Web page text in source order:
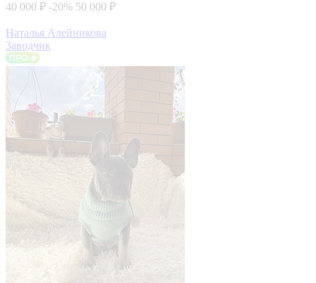
40 000 ₽ -20% 50 000 ₽
Наталья Алейникова
Заводчик